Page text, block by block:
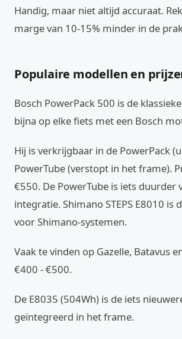
Handig, maar niet altijd accuraat.
marge van 10-15% minder in de
Populaire modellen en
Bosch PowerPack 500 is de
bijna op elke fiets met een Bosch
Hij is verkrijgbaar in de PowerPack
PowerTube (verstopt in het frame).
€550. De PowerTube is iets duurder
integratie. Shimano STEPS E8010 is
voor Shimano-systemen.
Vaak te vinden op Gazelle, Batavus
€400 - €500.
De E8035 (504Wh) is de iets
geïntegreerd in het frame.